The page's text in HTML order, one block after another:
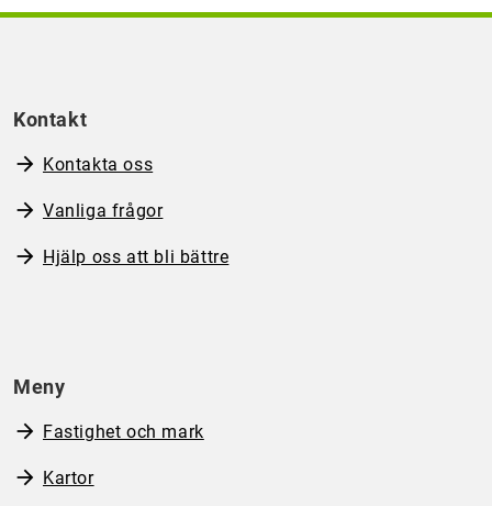
Kontakt
Kontakta oss
Vanliga frågor
Hjälp oss att bli bättre
Meny
Fastighet och mark
Kartor